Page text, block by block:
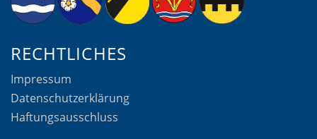
RECHTLICHES
Impressum
Datenschutzerklärung
Haftungsausschluss